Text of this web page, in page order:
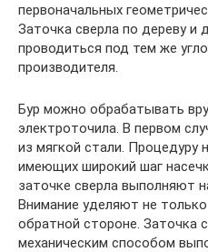
первоначальных
Заточка сверла по дереву и
проводиться под тем же
производителя.
Бур можно обрабатывать
электроточила. В первом
из мягкой стали. Процедуру
имеющих широкий шаг
заточке сверла выполняют
Внимание уделяют не
обратной стороне. Заточка
механическим способом